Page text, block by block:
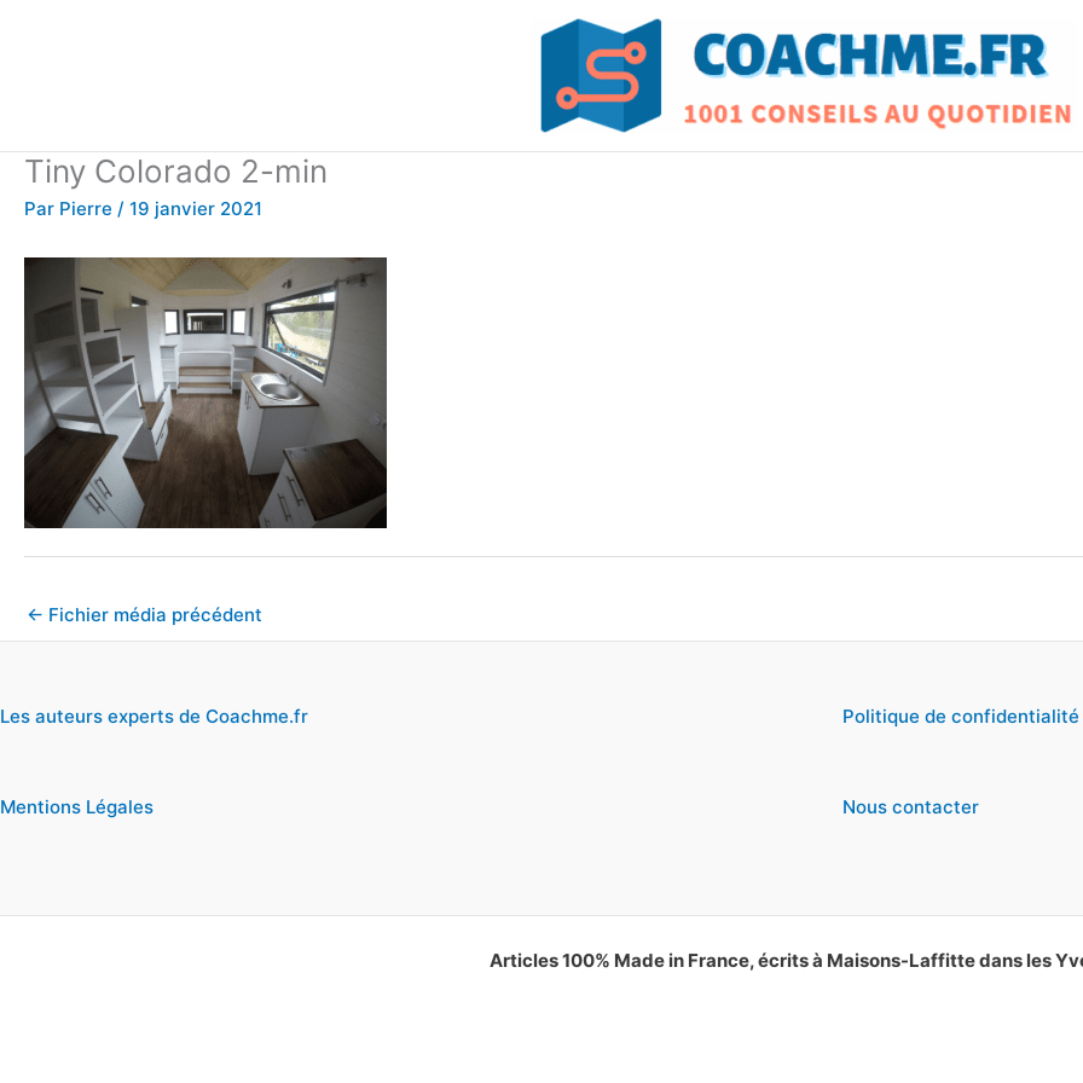
Tiny Colorado 2-min
Par Pierre / 19 janvier 2021
← Fichier média précédent
Les auteurs experts de Coachme.fr
Mentions Légales
Politique de confidentialité
Nous contacter
Articles 100% Made in France, écrits à Maisons-Laffitte dans les